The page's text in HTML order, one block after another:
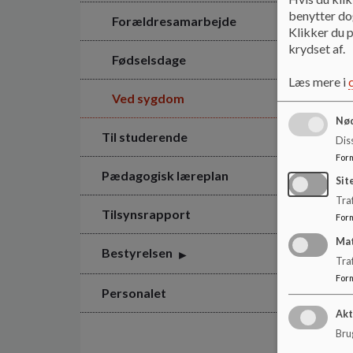
Forældresamarbejde
Fødselsdage
Ved sygdom
Til studerende
Pædagogisk læreplan
Tilsynsrapport
Bestyrelsen
Personalet
benytter
Klikker du
krydset af.
Læs mere i